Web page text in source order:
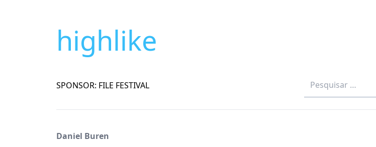
highlike
SPONSOR: FILE FESTIVAL
Daniel Buren